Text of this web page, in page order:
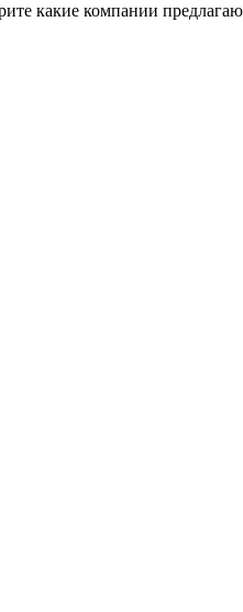
какие компании